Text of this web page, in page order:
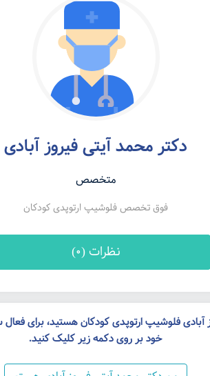
دکتر محمد آیتی فیروز آبادی
متخصص
فوق تخصص فلوشیپ ارتوپدی کودکان
نظرات (0)
آبادی فلوشیپ ارتوپدی کودکان هستید، برای
خود بر روی دکمه زیر کلیک کنید.